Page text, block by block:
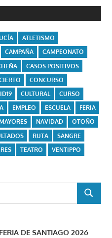
ATLETISMO
CAMPAÑA
CAMPEONATO
CASOS POSITIVOS
CONCURSO
CULTURAL
CURSO
EMPLEO ESCUELA
FERIA
MAYORES NAVIDAD
OTOÑO
RUTA
SANGRE
TEATRO
VENTIPPO
BUSCAR
DE SANTIAGO 2026